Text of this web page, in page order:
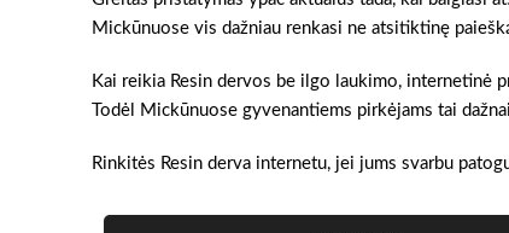
Mickūnuose vis dažniau renkasi ne atsitiktinę
Kai reikia Resin dervos be ilgo laukimo, internetinė
Todėl Mickūnuose gyvenantiems pirkėjams tai
Rinkitės Resin derva internetu, jei jums svarbu